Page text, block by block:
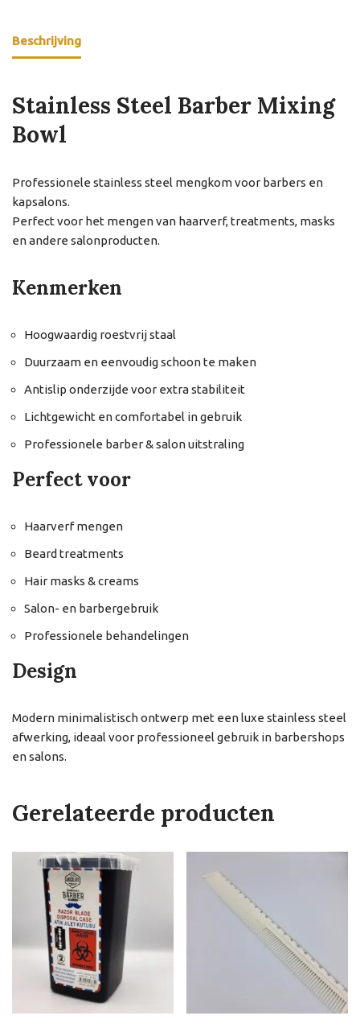
Beschrijving
Stainless Steel Barber Mixing
Bowl
Professionele stainless steel mengkom voor barbers en
kapsalons.
Perfect voor het mengen van haarverf, treatments, masks
en andere salonproducten.
Kenmerken
Hoogwaardig roestvrij staal
Duurzaam en eenvoudig schoon te maken
Antislip onderzijde voor extra stabiliteit
Lichtgewicht en comfortabel in gebruik
Professionele barber & salon uitstraling
Perfect voor
Haarverf mengen
Beard treatments
Hair masks & creams
Salon- en barbergebruik
Professionele behandelingen
Design
Modern minimalistisch ontwerp met een luxe stainless steel
afwerking, ideaal voor professioneel gebruik in barbershops
en salons.
Gerelateerde producten